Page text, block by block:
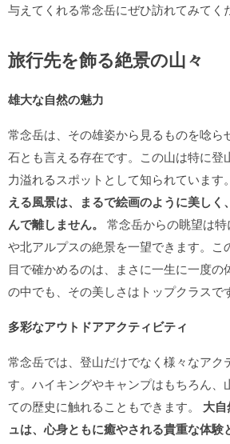
与えてくれる常念岳にぜひ訪れてみてく
旅行先を飾る絶景の山々
雄大な自然の魅力
常念岳は、その雄姿から見るものを唸ら
石とも言える存在です。この山は特に登
力溢れるスポットとして知られています。
える風景は、まるで絵画のように美しく
んで離しません。
常念岳からの眺望は
や北アルプスの絶景を一望できます。こ
目で確かめるのは、まさに一生に一度の
の中でも、その美しさはトップクラスで
多彩なアウトドアアクティビティ
常念岳では、登山だけでなく様々なアク
す。ハイキングやキャンプはもちろん、
ての歴史に触れることもできます。 大
ュは、心身ともに癒やされる貴重な体験